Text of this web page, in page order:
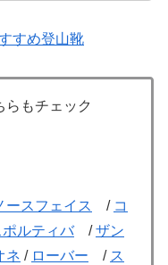
すめ登山靴
らもチェック
ースフェイス / コ
ポルティバ/ザン
ネ / ローバー / ス